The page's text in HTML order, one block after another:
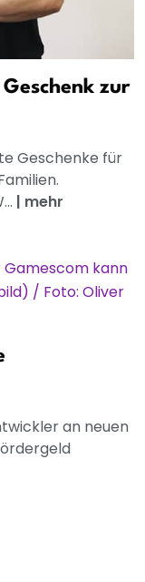
zur
Geschenke für
| mehr
an neuen